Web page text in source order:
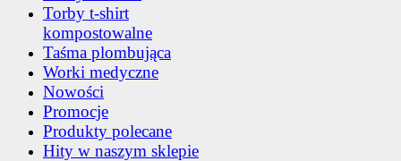
Torby t-shirt
kompostowalne
Taśma plombująca
Worki medyczne
Nowości
Promocje
Produkty polecane
Hity w naszym sklepie